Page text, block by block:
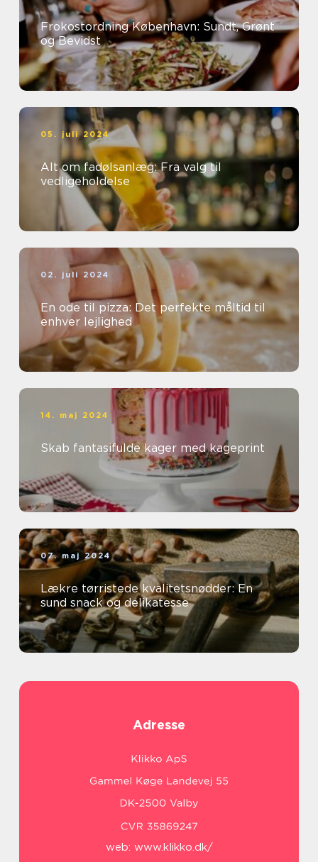
Frokostordning København: Sundt, Grønt
og Bevidst
05. juli 2024
Alt om fadølsanlæg: Fra valg til
vedligeholdelse
02. juli 2024
En ode til pizza: Det perfekte måltid til
enhver lejlighed
14. maj 2024
Skab fantasifulde kager med kageprint
07. maj 2024
Lækre tørristede kvalitetsnødder: En
sund snack og delikatesse
Adresse
web: www.klikko.dk/